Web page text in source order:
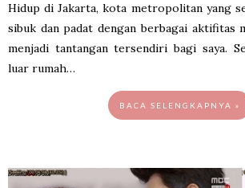
Hidup di Jakarta, kota metropolitan yang
sibuk dan padat dengan berbagai aktifitas
menjadi tantangan tersendiri bagi saya.
luar rumah…
BACA SELENGKAPNYA »